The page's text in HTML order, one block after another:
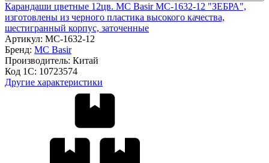
Карандаши цветные 12цв. MC Basir МС-1632-12 "ЗЕБРА",
изготовлены из черного пластика высокого качества,
шестигранный корпус, заточенные
Артикул: МС-1632-12
Бренд: MC Basir
Производитель: Китай
Код 1С: 10723574
Другие характеристики